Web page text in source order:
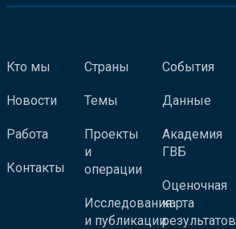
Кто мы
Новости
Работа
Контакты
Страны
Темы
Проекты
и
операции
Исследования
и публикации
События
Данные
Академия
ГВБ
Оценочная
карта
результатов